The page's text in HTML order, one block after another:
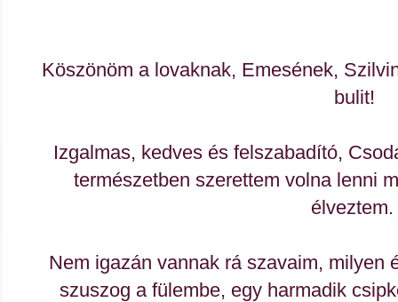
Köszönöm a lovaknak, Emesének,
bulit!
Izgalmas, kedves és felszabadító,
természetben szerettem volna lenni
élveztem.
Nem igazán vannak rá szavaim, milyen
szuszog a fülembe, egy harmadik